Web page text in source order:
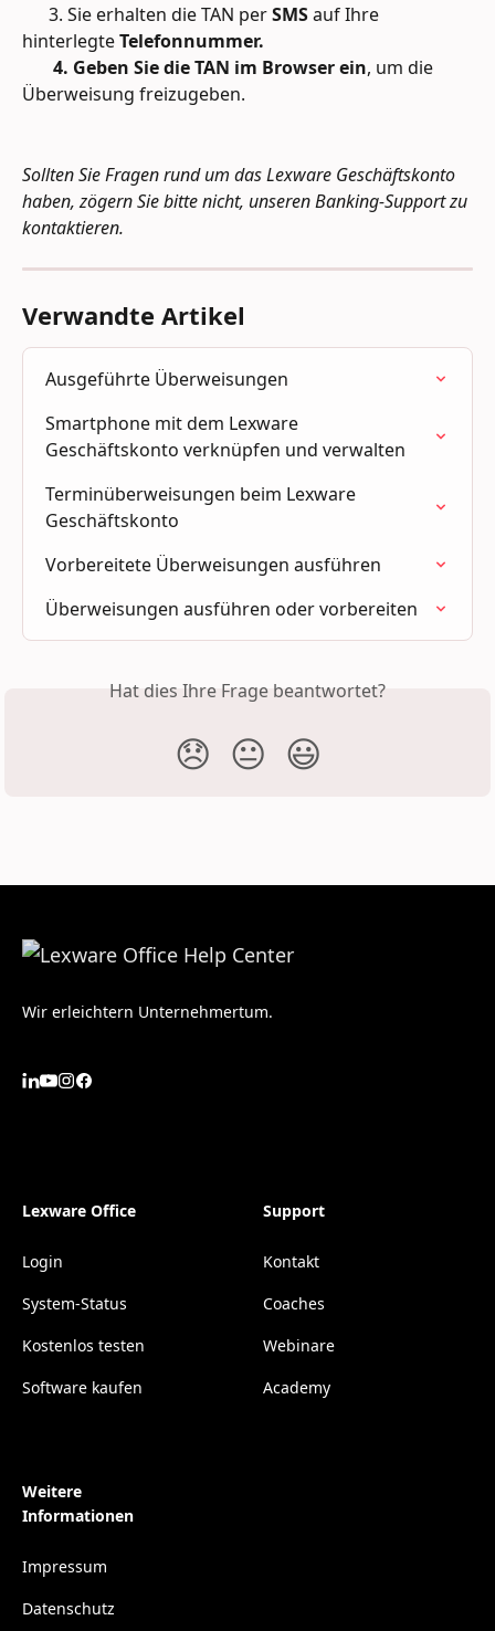
      3. Sie erhalten die TAN per
SMS auf Ihre
hinterlegte Telefonnummer.
       4. Geben Sie die TAN im Browser ein
, um die
Überweisung freizugeben.
Sollten Sie Fragen rund um das Lexware Geschäftskonto
haben, zögern Sie bitte nicht, unseren Banking-Support zu
kontaktieren.
Verwandte Artikel
Ausgeführte Überweisungen
Smartphone mit dem Lexware
Geschäftskonto verknüpfen und verwalten
Terminüberweisungen beim Lexware
Geschäftskonto
Vorbereitete Überweisungen ausführen
Überweisungen ausführen oder vorbereiten
Hat dies Ihre Frage beantwortet?
😞 😐 😃
Wir erleichtern Unternehmertum.
Lexware Office
Login
System-Status
Kostenlos testen
Software kaufen
Support
Kontakt
Coaches
Webinare
Academy
Weitere
Informationen
Impressum
Datenschutz